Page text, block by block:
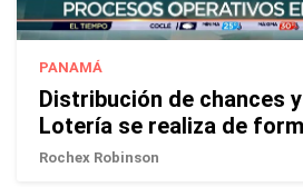
PANAMÁ
Distribución de chances
Lotería se realiza de
Rochex Robinson